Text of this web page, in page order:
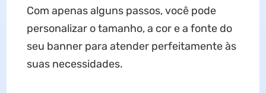
Com apenas alguns passos, você pode
personalizar o tamanho, a cor e a fonte do
seu banner para atender perfeitamente às
suas necessidades.